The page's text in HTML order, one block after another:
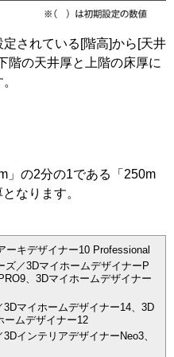
されている[階高]から[天井
階の天井厚と上階の床厚に
」の2分の1である「250m
なります。
ーキデザイナー10 Professional
ズ／3DマイホームデザイナーP
、3Dマイホームデザイナー
マイホームデザイナー14、3D
ームデザイナー12
インテリアデザイナーNeo3、